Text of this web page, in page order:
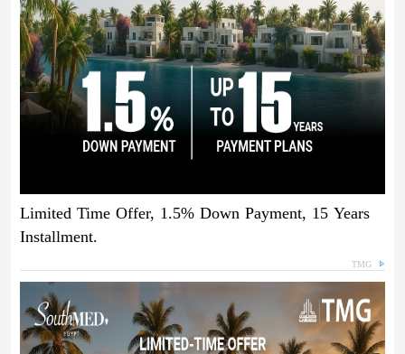
Limited Time Offer, 1.5% Down Payment, 15 Years
Installment.
TMG